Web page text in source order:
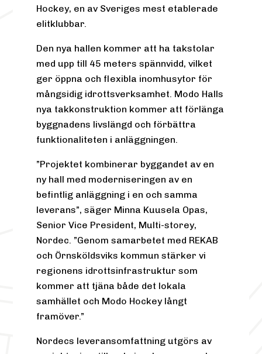
Hockey, en av Sveriges mest etablerade
elitklubbar.
Den nya hallen kommer att ha takstolar
med upp till 45 meters spännvidd, vilket
ger öppna och flexibla inomhusytor för
mångsidig idrottsverksamhet. Modo Halls
nya takkonstruktion kommer att förlänga
byggnadens livslängd och förbättra
funktionaliteten i anläggningen.
”Projektet kombinerar byggandet av en
ny hall med moderniseringen av en
befintlig anläggning i en och samma
leverans”, säger Minna Kuusela Opas,
Senior Vice President, Multi-storey,
Nordec. ”Genom samarbetet med REKAB
och Örnsköldsviks kommun stärker vi
regionens idrottsinfrastruktur som
kommer att tjäna både det lokala
samhället och Modo Hockey långt
framöver.”
Nordecs leveransomfattning utgörs av